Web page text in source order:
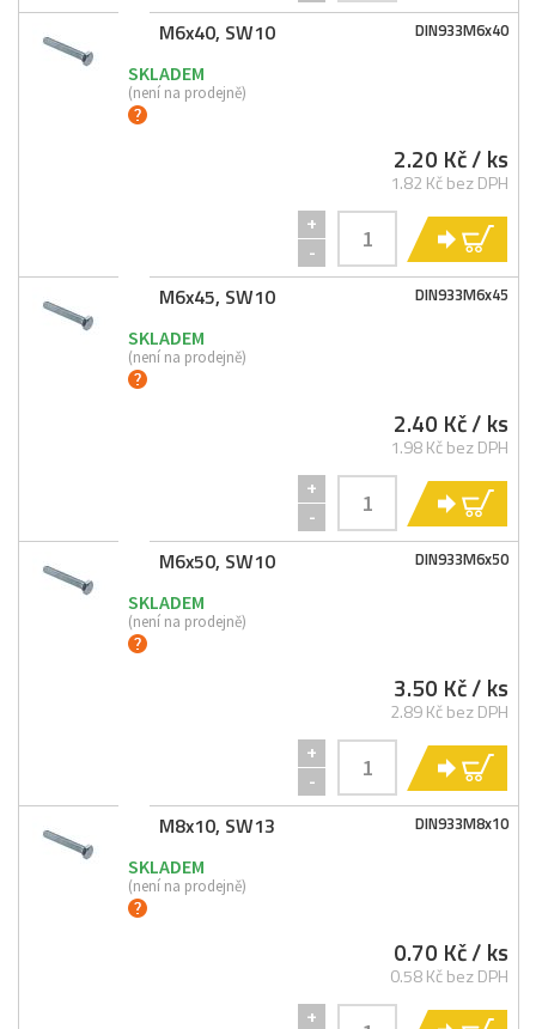
DIN933M6x40
M6x40, SW10
SKLADEM
(není na prodejně)
2.20 Kč/ ks
1.82 Kč bez DPH
+
-
DIN933M6x45
M6x45, SW10
SKLADEM
(není na prodejně)
2.40 Kč/ ks
1.98 Kč bez DPH
+
-
DIN933M6x50
M6x50, SW10
SKLADEM
(není na prodejně)
3.50 Kč/ ks
2.89 Kč bez DPH
+
-
DIN933M8x10
M8x10, SW13
SKLADEM
(není na prodejně)
0.70 Kč/ ks
0.58 Kč bez DPH
+